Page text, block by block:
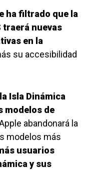
ha filtrado que la
traerá nuevas
en la
su accesibilidad
la Isla Dinámica
modelos de
abandonará la
modelos más
usuarios
y sus